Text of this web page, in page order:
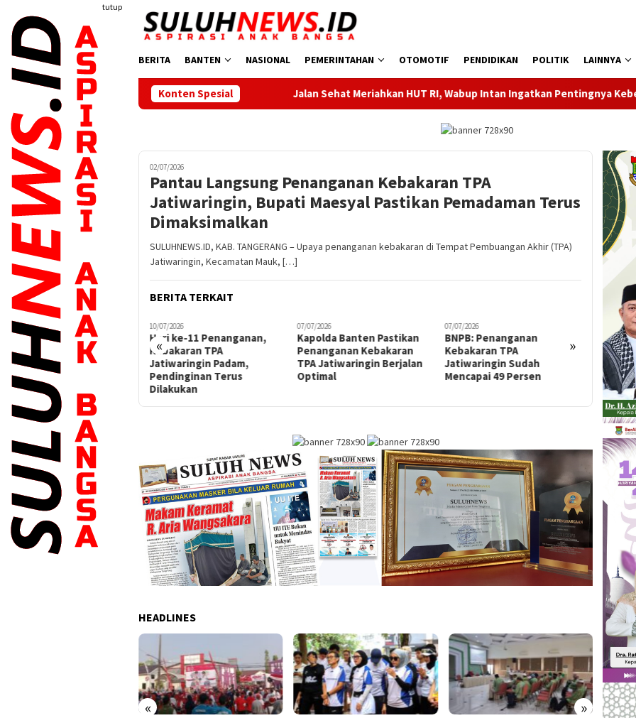
konten
tutup
BERITA BANTEN NASIONAL PEMERINTAHAN OTOMOTIF PENDIDIKAN POLITIK LAINNYA
Konten Spesial
Jalan Sehat Meriahkan HUT RI, Wabup Intan Ingatkan Pentingnya Kebersamaan
02/07/2026
Pantau Langsung Penanganan Kebakaran TPA
Jatiwaringin, Bupati Maesyal Pastikan Pemadaman Terus
Dimaksimalkan
SULUHNEWS.ID, KAB. TANGERANG – Upaya penanganan kebakaran di Tempat Pembuangan Akhir (TPA)
Jatiwaringin, Kecamatan Mauk, […]
BERITA TERKAIT
« »
08/07/2026
Hari ke-9 Penanganan TPA
Jatiwaringin, Bupati
Maesyal Pimpin Doa
Bersama Tim dan Relawan
10/07/2026
Hari ke-11 Penanganan,
Kebakaran TPA
Jatiwaringin Padam,
Pendinginan Terus
Dilakukan
07/07/2026
Kapolda Banten Pastikan
Penanganan Kebakaran
TPA Jatiwaringin Berjalan
Optimal
07/07/2026
BNPB: Penanganan
Kebakaran TPA
Jatiwaringin Sudah
Mencapai 49 Persen
08/07/2026
Hari
HEADLINES
« »